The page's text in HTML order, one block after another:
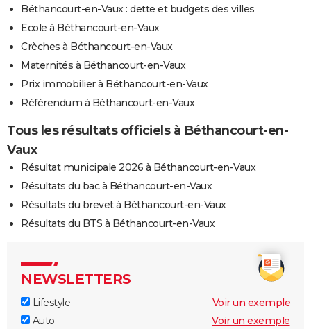
Béthancourt-en-Vaux : dette et budgets des villes
Ecole à Béthancourt-en-Vaux
Crèches à Béthancourt-en-Vaux
Maternités à Béthancourt-en-Vaux
Prix immobilier à Béthancourt-en-Vaux
Référendum à Béthancourt-en-Vaux
Tous les résultats officiels à Béthancourt-en-
Vaux
Résultat municipale 2026 à Béthancourt-en-Vaux
Résultats du bac à Béthancourt-en-Vaux
Résultats du brevet à Béthancourt-en-Vaux
Résultats du BTS à Béthancourt-en-Vaux
NEWSLETTERS
Lifestyle
Voir un exemple
Auto
Voir un exemple